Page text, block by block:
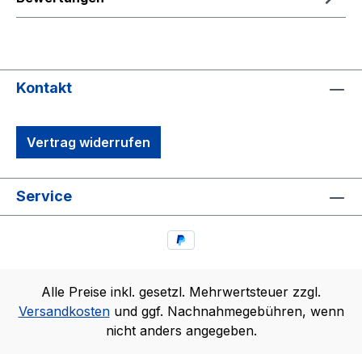
Kontakt
Vertrag widerrufen
Service
Alle Preise inkl. gesetzl. Mehrwertsteuer zzgl.
Versandkostenund ggf. Nachnahmegebühren, wenn
nicht anders angegeben.